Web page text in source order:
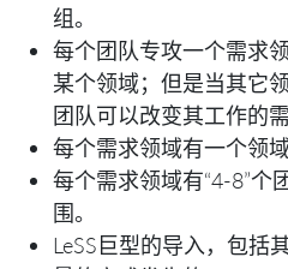
组。
每个团队专攻一个需求
某个领域；但是当其它
团队可以改变其工作的需
每个需求领域有一个领
每个需求领域有“4-8”个
围。
LeSS巨型的导入，包括